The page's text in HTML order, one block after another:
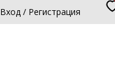
Вход / Регистрация